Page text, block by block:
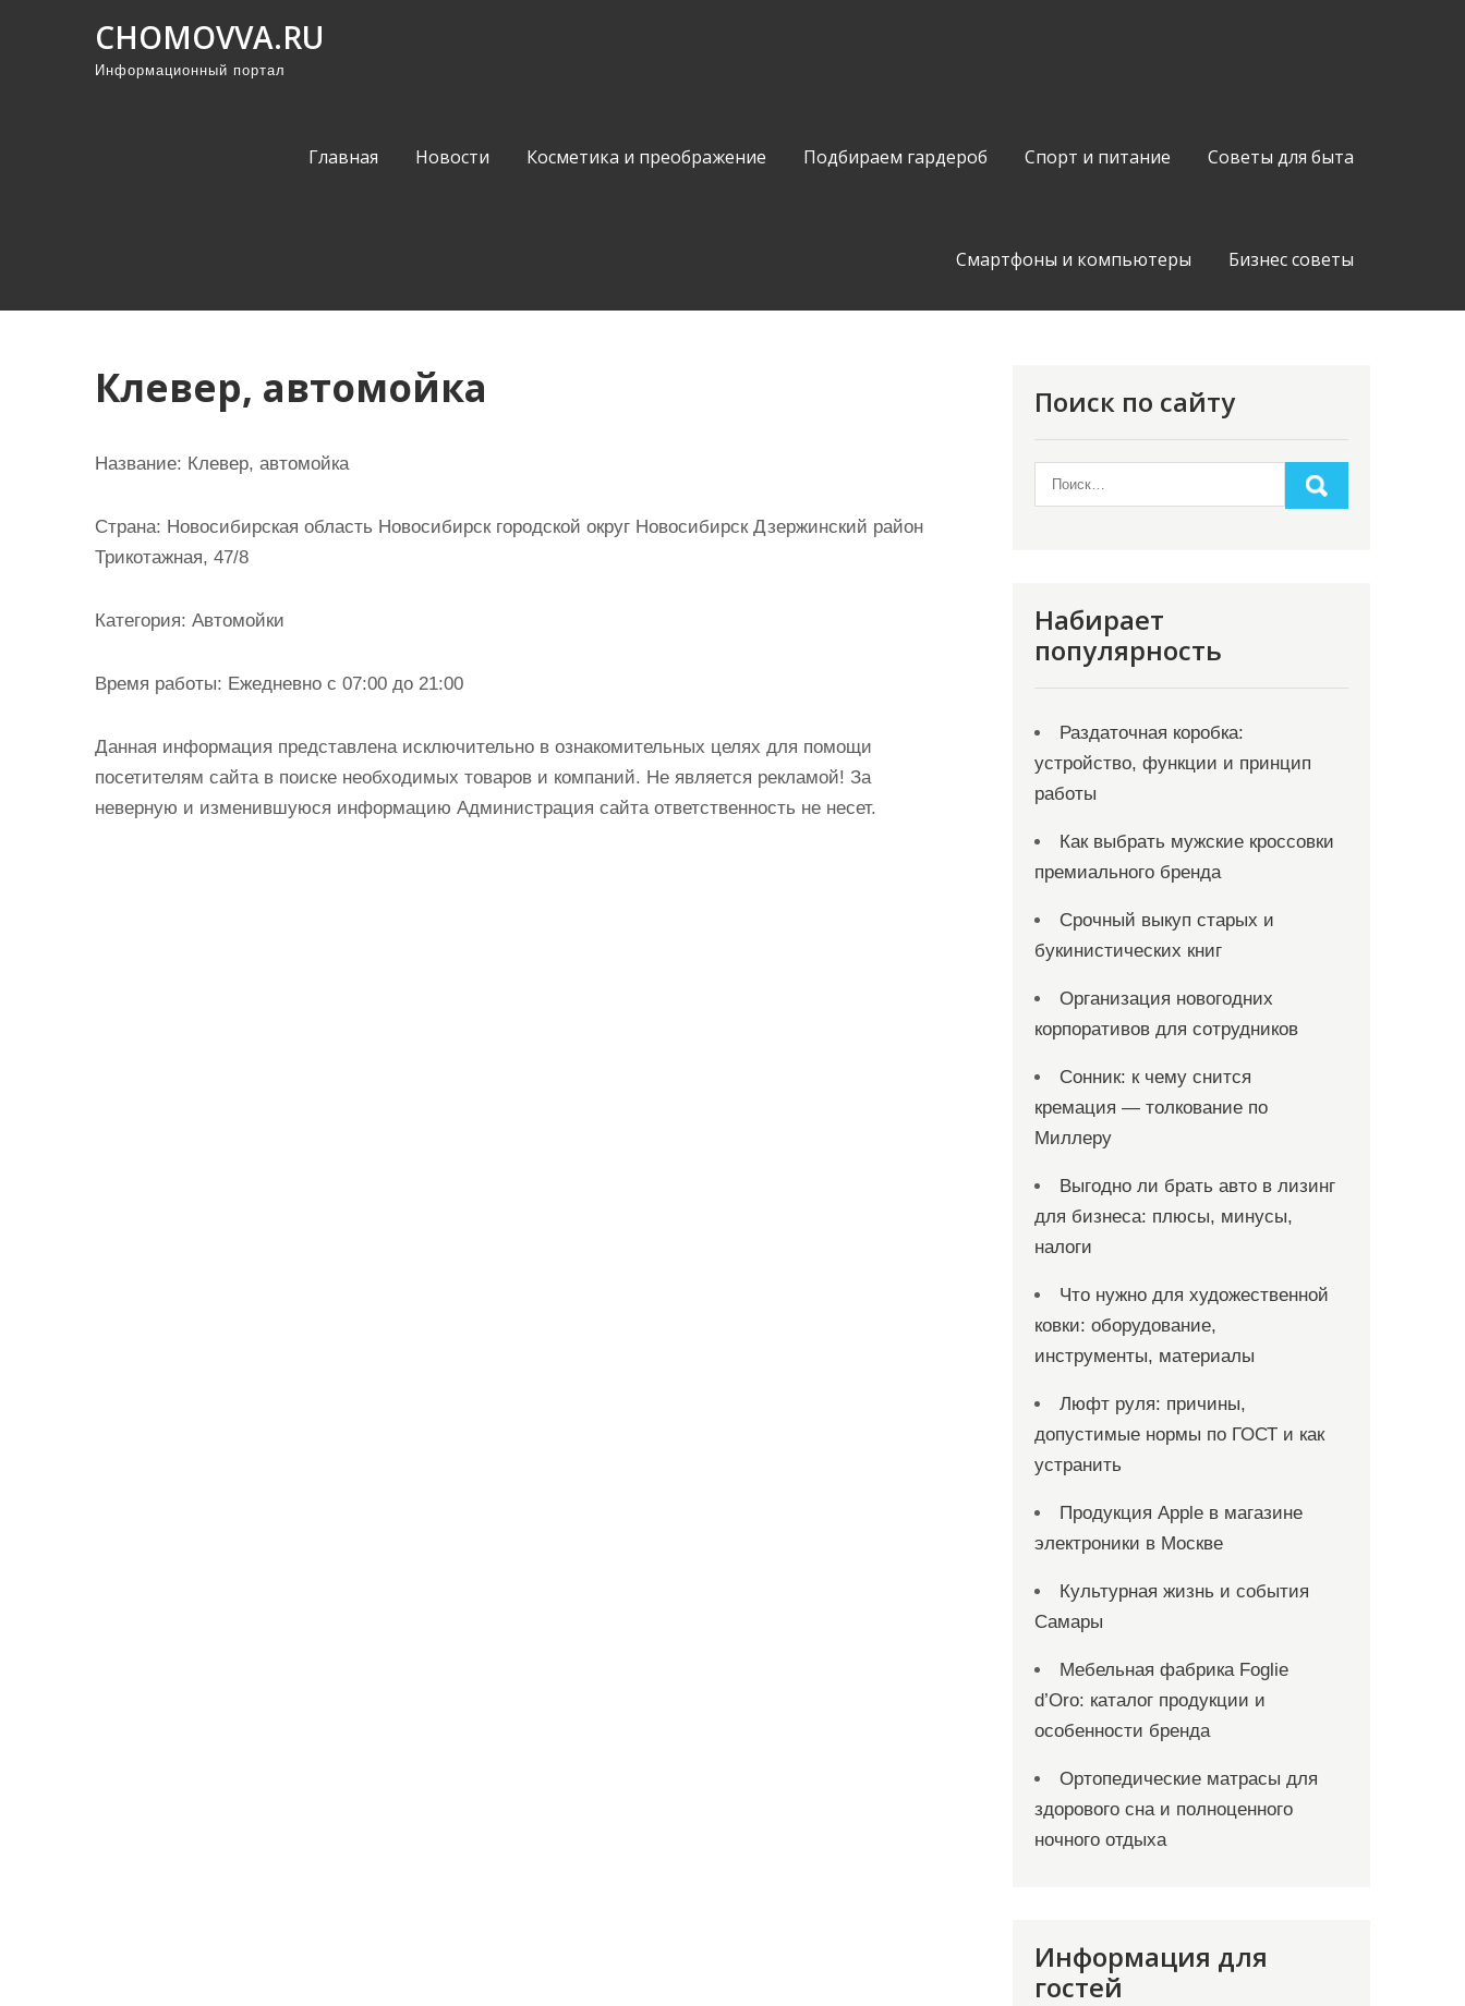
CHOMOVVA.RU
Информационный портал
Главная Новости Косметика и преображение Подбираем гардероб Спорт и питание Советы для быта
Смартфоны и компьютеры Бизнес советы
Клевер, автомойка
Название: Клевер, автомойка
Страна: Новосибирская область Новосибирск городской округ Новосибирск Дзержинский район
Трикотажная, 47/8
Категория: Автомойки
Время работы: Ежедневно с 07:00 до 21:00
Данная информация представлена исключительно в ознакомительных целях для помощи
посетителям сайта в поиске необходимых товаров и компаний. Не является рекламой! За
неверную и изменившуюся информацию Администрация сайта ответственность не несет.
Поиск по сайту
Набирает
популярность
Раздаточная коробка:
устройство, функции и принцип
работы
Как выбрать мужские кроссовки
премиального бренда
Срочный выкуп старых и
букинистических книг
Организация новогодних
корпоративов для сотрудников
Сонник: к чему снится
кремация — толкование по
Миллеру
Выгодно ли брать авто в лизинг
для бизнеса: плюсы, минусы,
налоги
Что нужно для художественной
ковки: оборудование,
инструменты, материалы
Люфт руля: причины,
допустимые нормы по ГОСТ и как
устранить
Продукция Apple в магазине
электроники в Москве
Культурная жизнь и события
Самары
Мебельная фабрика Foglie
d’Oro: каталог продукции и
особенности бренда
Ортопедические матрасы для
здорового сна и полноценного
ночного отдыха
Информация для
гостей